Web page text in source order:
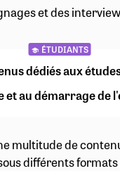
et des
ÉTUDIANTS
dédiés aux
et au démarrage de
multitude de
différents formats